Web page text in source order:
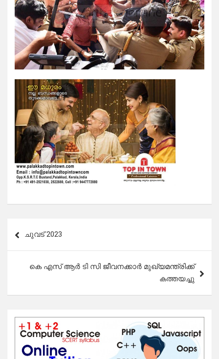
navigation
ചുവട് 2023
കെ എസ് ആർ ടി സി ജീവനക്കാർ മുഖ്യമന്ത്രിക്ക്
കത്തയച്ചു